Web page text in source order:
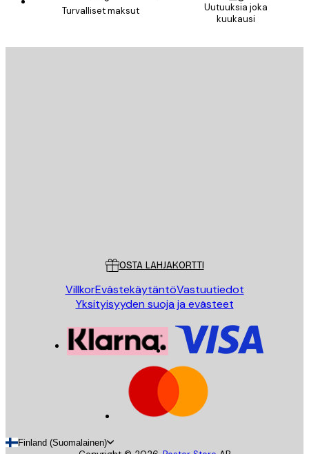
Turvalliset maksut
Uutuuksia joka
kuukausi
OSTA LAHJAKORTTI
VillkorEvästekäytäntöVastuutiedot
Yksityisyyden suoja ja evästeet
Finland (Suomalainen)